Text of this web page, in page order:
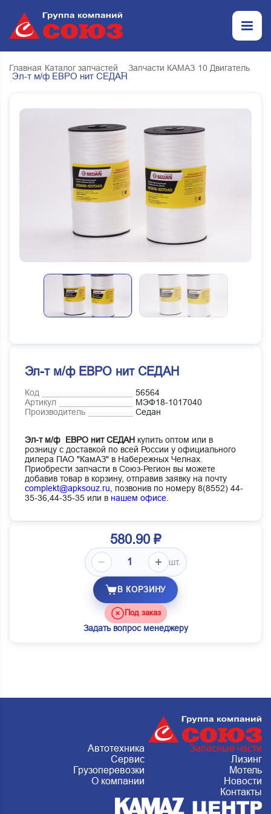
Главная Каталог запчастей _ Запчасти КАМАЗ 10 Двигатель
Эл-т м/ф ЕВРО нит СЕДАН
Эл-т м/ф ЕВРО нит СЕДАН
Код
56564
Артикул
МЭФ18-1017040
Производитель
Седан
Эл-т м/ф ЕВРО нит СЕДАН купить оптом или в
розницу с доставкой по всей России у официального
дилера ПАО "КамАЗ" в Набережных Челнах.
Приобрести запчасти в Союз-Регион вы можете
добавив товар в корзину, отправив заявку на почту
complekt@apksouz.ru,
позвонив по номеру 8(8552) 44-
35-36,44-35-35 или в нашем офисе
580.90 ₽
шт.
В КОРЗИНУ
Под заказ
Задать вопрос менеджеру
Автотехника
Запасные части
Сервис
Лизинг
Грузоперевозки
Мотель
О компании
Новости
Контакты